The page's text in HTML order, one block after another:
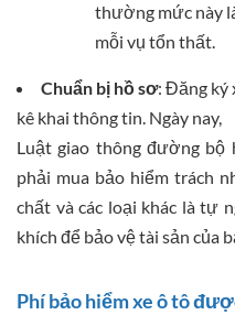
thường mức này
mỗi vụ tổn thất.
Chuẩn bị hồ sơ: Đăng ký
kê khai thông tin. Ngày nay,
Luật giao thông đường bộ
phải mua bảo hiểm trách
chất và các loại khác là tự
khích để bảo vệ tài sản của
Phí bảo hiểm xe ô tô